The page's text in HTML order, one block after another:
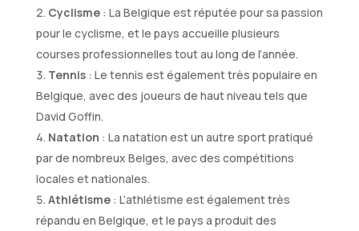
Cyclisme: La Belgique est réputée pour sa passion
pour le cyclisme, et le pays accueille plusieurs
courses professionnelles tout au long de l’année.
Tennis: Le tennis est également très populaire en
Belgique, avec des joueurs de haut niveau tels que
David Goffin.
Natation : La natation est un autre sport pratiqué
par de nombreux Belges, avec des compétitions
locales et nationales.
Athlétisme: L’athlétisme est également très
répandu en Belgique, et le pays a produit des